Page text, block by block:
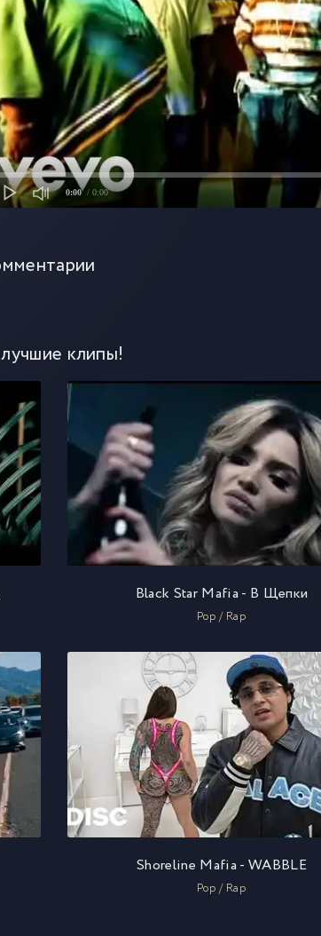
0:00 / 0:00
клипы!
Black Star Mafia - В Щепки
Pop / Rap
Shoreline Mafia - WABBLE
Pop / Rap